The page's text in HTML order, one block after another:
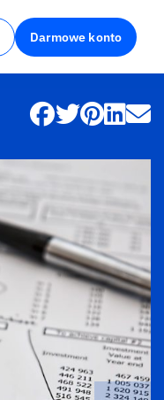
Darmowe konto